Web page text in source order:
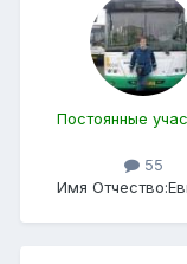
Постоянные
55
Имя Отчество: